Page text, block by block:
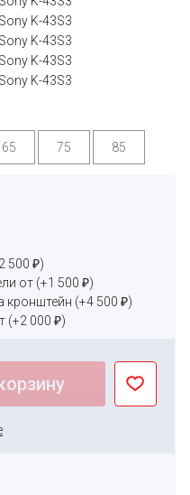
65 75 85
2 500 ₽)
от (+1 500 ₽)
кронштейн (+4 500 ₽)
(+2 000 ₽)